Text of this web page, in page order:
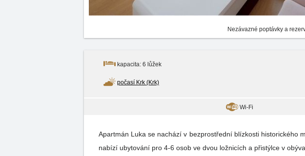
Nezávazné poptávky a
kapacita: 6 lůžek
počasí Krk (Krk)
Wi-Fi
Apartmán Luka se nachází v bezprostřední blízkosti historického
nabízí ubytování pro 4-6 osob ve dvou ložnicích a přistýlce v